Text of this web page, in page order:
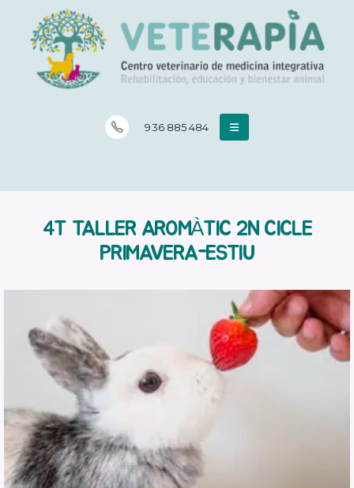
936 885 484
4T TALLER AROMÀTIC 2N CICLE
PRIMAVERA-ESTIU